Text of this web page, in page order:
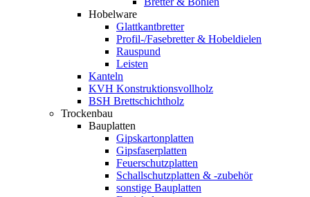
Hobelware
Glattkantbretter
Profil-/Fasebretter & Hobeldielen
Rauspund
Leisten
Kanteln
KVH Konstruktionsvollholz
BSH Brettschichtholz
Trockenbau
Bauplatten
Gipskartonplatten
Gipsfaserplatten
Feuerschutzplatten
Schallschutzplatten & -zubehör
sonstige Bauplatten